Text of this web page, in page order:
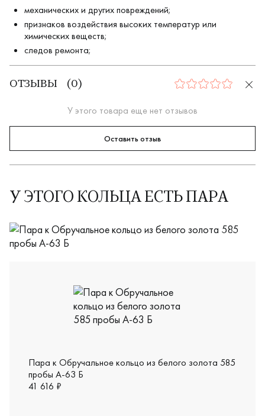
механических и других повреждений;
признаков воздействия высоких температур или
химических веществ;
следов ремонта;
ОТЗЫВЫ ( 0) 0
У этого товара еще нет отзывов
Оставить отзыв
У ЭТОГО КОЛЬЦА ЕСТЬ ПАРА
Пара к Обручальное кольцо из белого золота 585
пробы А-63 Б
41 616 ₽
М-335Б